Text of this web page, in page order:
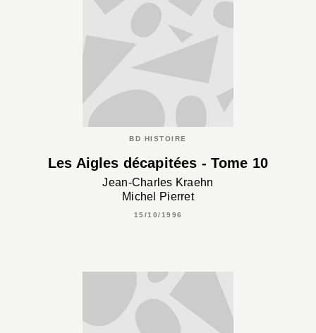
BD HISTOIRE
Les Aigles décapitées - Tome 10
Jean-Charles Kraehn
Michel Pierret
15/10/1996